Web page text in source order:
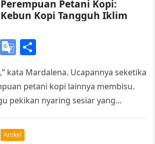
sl
e
Perempuan Petani Kopi:
Kebun Kopi Tangguh Iklim
C
n
G
o
gl
Tr
ar
e
kata Mardalena. Ucapannya seketika
petani kopi lainnya membisu.
pekikan nyaring sesiar yang
Artikel